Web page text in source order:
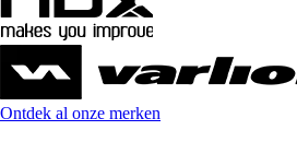
Ontdek al onze merken